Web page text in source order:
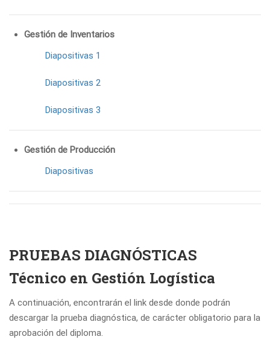
Gestión de Inventarios
Diapositivas 1
Diapositivas 2
Diapositivas 3
Gestión de Producción
Diapositivas
PRUEBAS DIAGNÓSTICAS
Técnico en Gestión Logística
A continuación, encontrarán el link desde donde podrán
descargar la prueba diagnóstica, de carácter obligatorio para la
aprobación del diploma.